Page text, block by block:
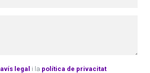
avís legal i la política de privacitat